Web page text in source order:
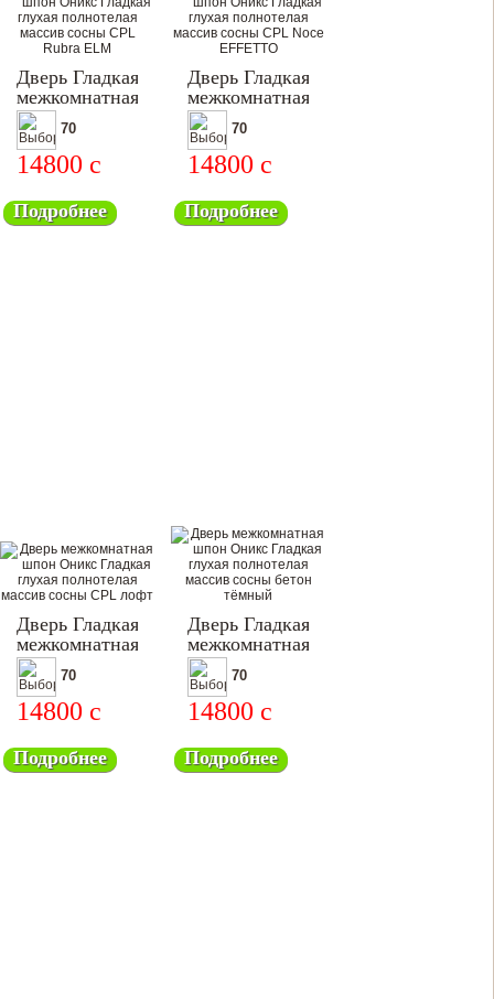
Дверь Гладкая
межкомнатная
70
14800 c
Подробнее
Дверь Гладкая
межкомнатная
70
14800 c
Подробнее
Дверь Гладкая
межкомнатная
70
14800 c
Подробнее
Дверь Гладкая
межкомнатная
70
14800 c
Подробнее